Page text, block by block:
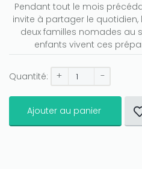
Pendant tout le mois
invite à partager le quotidien,
deux familles nomades au
enfants vivent ces
Quantité: + -
Ajouter au panier